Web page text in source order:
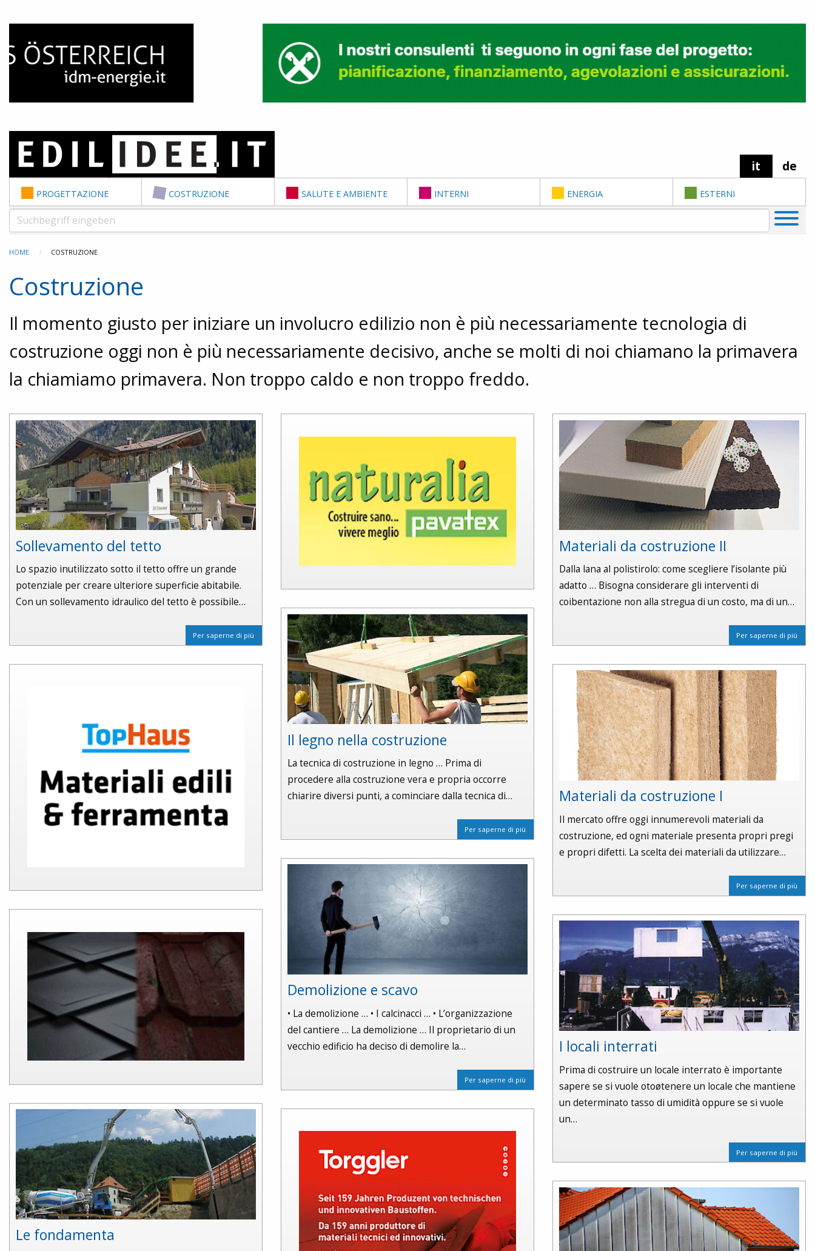
it de
PROGETTAZIONE COSTRUZIONE SALUTE E AMBIENTE INTERNI ENERGIA ESTERNI
HOME COSTRUZIONE
Costruzione
Il momento giusto per iniziare un involucro edilizio non è più necessariamente tecnologia di
costruzione oggi non è più necessariamente decisivo, anche se molti di noi chiamano la primavera
la chiamiamo primavera. Non troppo caldo e non troppo freddo.
Sollevamento del tetto
Lo spazio inutilizzato sotto il tetto offre un grande
potenziale per creare ulteriore superficie abitabile.
Con un sollevamento idraulico del tetto è possibile…
Per saperne di più
Materiali da costruzione II
Dalla lana al polistirolo: come scegliere l’isolante più
adatto … Bisogna considerare gli interventi di
coibentazione non alla stregua di un costo, ma di un…
Per saperne di più
Il legno nella costruzione
La tecnica di costruzione in legno … Prima di
procedere alla costruzione vera e propria occorre
chiarire diversi punti, a cominciare dalla tecnica di…
Per saperne di più
Materiali da costruzione I
Il mercato offre oggi innumerevoli materiali da
costruzione, ed ogni materiale presenta propri pregi
e propri difetti. La scelta dei materiali da utilizzare…
Per saperne di più
Demolizione e scavo
• La demolizione … • I calcinacci … • L’organizzazione
del cantiere … La demolizione … Il proprietario di un
vecchio edificio ha deciso di demolire la…
Per saperne di più
I locali interrati
Prima di costruire un locale interrato è importante
sapere se si vuole otoøtenere un locale che mantiene
un determinato tasso di umidità oppure se si vuole
un…
Per saperne di più
Le fondamenta